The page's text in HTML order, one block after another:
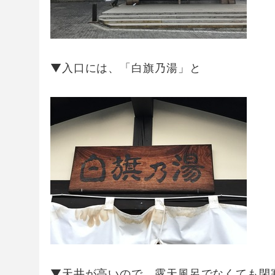
▼入口には、「白旗乃湯」と